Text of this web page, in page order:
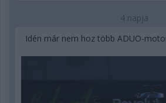
4 napja
Idén már nem hoz több ADUO-